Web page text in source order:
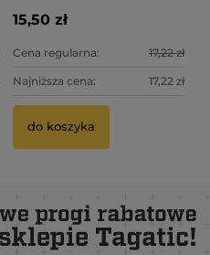
15,50 zł
Cena regularna: 17,22 zł
Najniższa cena: 17,22 zł
do koszyka